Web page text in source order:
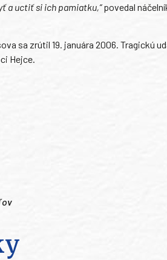
a uctiť si ich pamiatku,“povedal
sa zrútil 19. januára 2006. Tragickú
Hejce.